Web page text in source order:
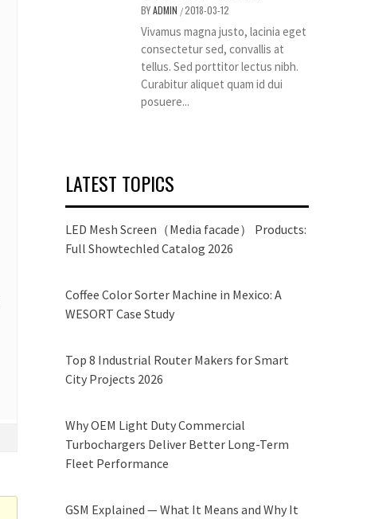
BYADMIN /2018-03-12
Vivamus magna justo, lacinia eget
consectetur sed, convallis at
tellus. Sed porttitor lectus nibh.
Curabitur aliquet quam id dui
posuere...
LATEST TOPICS
LED Mesh Screen（Media facade） Products:
Full Showtechled Catalog 2026
Coffee Color Sorter Machine in Mexico: A
WESORT Case Study
Top 8 Industrial Router Makers for Smart
City Projects 2026
Why OEM Light Duty Commercial
Turbochargers Deliver Better Long-Term
Fleet Performance
GSM Explained — What It Means and Why It